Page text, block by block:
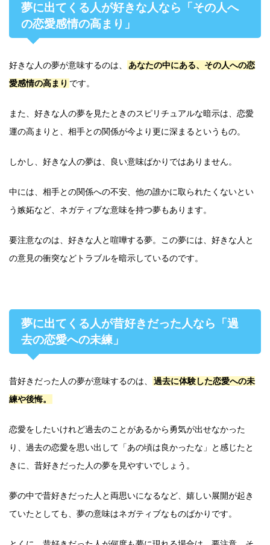
夢に出てくる人が好きな人なら「その人へ
の恋愛感情の高まり」
好きな人の夢が意味するのは、
あなたの中にある、その人への恋
愛感情の高まり です。
また、好きな人の夢を見たときのスピリチュアルな暗示は、恋愛
運の高まりと、相手との関係が今より更に深まるというもの。
しかし、好きな人の夢は、良い意味ばかりではありません。
中には、相手との関係への不安、他の誰かに取られたくないとい
う嫉妬など、ネガティブな意味を持つ夢もあります。
要注意なのは、好きな人と喧嘩する夢。この夢には、好きな人と
の意見の衝突などトラブルを暗示しているのです。
夢に出てくる人が昔好きだった人なら「過
去の恋愛への未練」
昔好きだった人の夢が意味するのは、
過去に体験した恋愛への未
練や後悔。
恋愛をしたいけれど過去のことがあるから勇気が出せなかった
り、過去の恋愛を思い出して「あの頃は良かったな」と感じたと
きに、昔好きだった人の夢を見やすいでしょう。
夢の中で昔好きだった人と両思いになるなど、嬉しい展開が起き
ていたとしても、夢の意味はネガティブなものばかりです。